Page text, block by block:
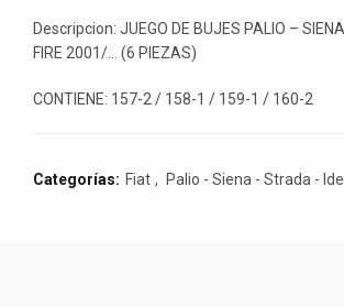
Descripcion: JUEGO DE BUJES PALIO –
FIRE 2001/… (6 PIEZAS)
CONTIENE: 157-2 / 158-1 / 159-1 / 160-2
Categorías: Fiat , Palio - Siena - Strada -